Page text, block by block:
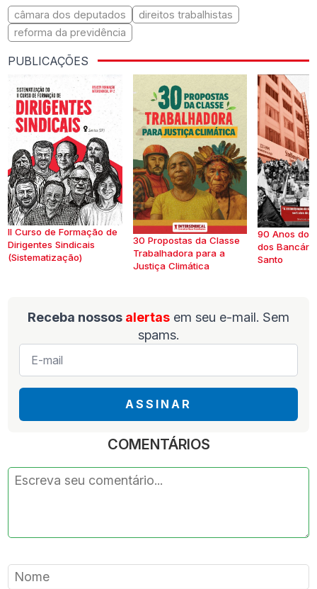
câmara dos deputados
direitos trabalhistas
reforma da previdência
PUBLICAÇÕES
II Curso de Formação de
Dirigentes Sindicais
(Sistematização)
30 Propostas da Classe
Trabalhadora para a
Justiça Climática
90 Anos do
dos
Santo
Receba nossos alertas em seu e-mail. Sem
spams.
E-
mail
ASSINAR
COMENTÁRIOS